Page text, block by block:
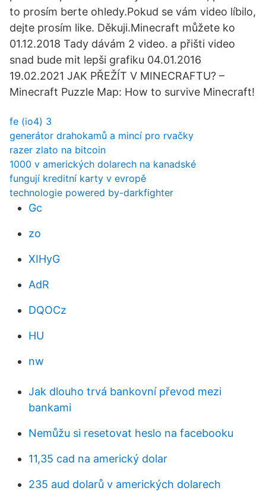
to prosím berte ohledy.Pokud se vám video líbilo,
dejte prosím like. Děkuji.Minecraft můžete ko
01.12.2018 Tady dávám 2 video. a přišti video
snad bude mit lepši grafiku 04.01.2016
19.02.2021 JAK PŘEŽÍT V MINECRAFTU? –
Minecraft Puzzle Map: How to survive Minecraft!
fe (io4) 3
generátor drahokamů a mincí pro rvačky
razer zlato na bitcoin
1000 v amerických dolarech na kanadské
fungují kreditní karty v evropě
technologie powered by-darkfighter
Gc
zo
XIHyG
AdR
DQOCz
HU
nw
Jak dlouho trvá bankovní převod mezi
bankami
Nemůžu si resetovat heslo na facebooku
11,35 cad na americký dolar
235 aud dolarů v amerických dolarech